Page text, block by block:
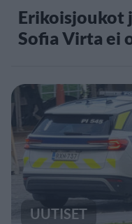
Erikoisjoukot
Sofia Virta ei
UUTISET